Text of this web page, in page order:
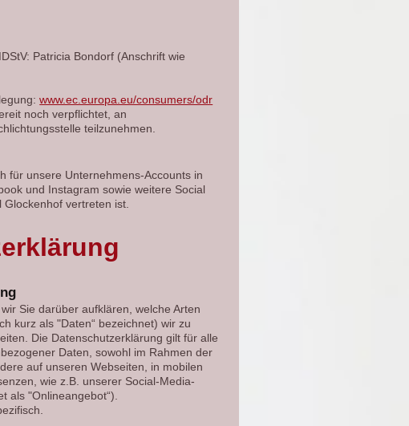
Patricia Bondorf (Anschrift wie
www.ec.europa.eu/consumers/odr
noch verpflichtet, an
teilzunehmen.
für unsere Unternehmens-Accounts in
und Instagram sowie weitere Social
vertreten ist.
Sie darüber aufklären, welche Arten
kurz als "Daten“ bezeichnet) wir zu
Die Datenschutzerklärung gilt für alle
Daten, sowohl im Rahmen der
auf unseren Webseiten, in mobilen
wie z.B. unserer Social-Media-
als "Onlineangebot“).